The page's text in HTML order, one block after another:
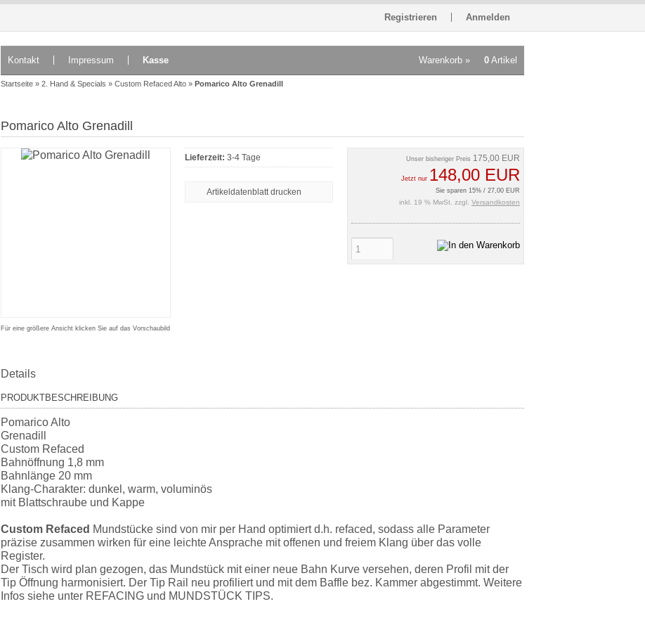
Registrieren Anmelden
Kontakt Impressum Kasse Warenkorb » 0 Artikel
Startseite » 2. Hand & Specials » Custom Refaced Alto » Pomarico Alto Grenadill
Pomarico Alto Grenadill
Für eine größere Ansicht klicken Sie auf das Vorschaubild
Lieferzeit: 3-4 Tage
Artikeldatenblatt drucken
Unser bisheriger Preis 175,00 EUR
Jetzt nur 148,00 EUR
Sie sparen 15% / 27,00 EUR
inkl. 19 % MwSt. zzgl. Versandkosten
Details
PRODUKTBESCHREIBUNG
Pomarico Alto
Grenadill
Custom Refaced
Bahnöffnung 1,8 mm
Bahnlänge 20 mm
Klang-Charakter: dunkel, warm, voluminös
mit Blattschraube und Kappe
Custom Refaced Mundstücke sind von mir per Hand optimiert d.h. refaced, sodass alle Parameter
präzise zusammen wirken für eine leichte Ansprache mit offenen und freiem Klang über das volle
Register.
Der Tisch wird plan gezogen, das Mundstück mit einer neue Bahn Kurve versehen, deren Profil mit der
Tip Öffnung harmonisiert. Der Tip Rail neu profiliert und mit dem Baffle bez. Kammer abgestimmt. Weitere
Infos siehe unter REFACING und MUNDSTÜCK TIPS.